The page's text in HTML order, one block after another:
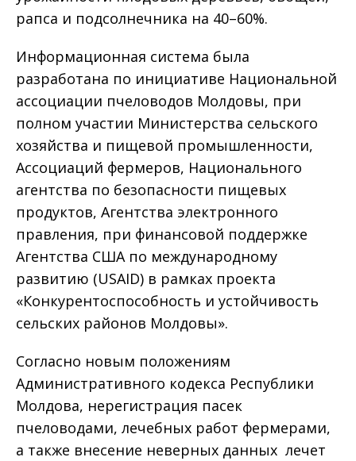
рапса и подсолнечника на 40–60%.
Информационная система была
разработана по инициативе Национальной
ассоциации пчеловодов Молдовы, при
полном участии Министерства сельского
хозяйства и пищевой промышленности,
Ассоциаций фермеров, Национального
агентства по безопасности пищевых
продуктов, Агентства электронного
правления, при финансовой поддержке
Агентства США по международному
развитию (USAID) в рамках проекта
«Конкурентоспособность и устойчивость
сельских районов Молдовы».
Согласно новым положениям
Административного кодекса Республики
Молдова, нерегистрация пасек
пчеловодами, лечебных работ фермерами,
а также внесение неверных данных лечет